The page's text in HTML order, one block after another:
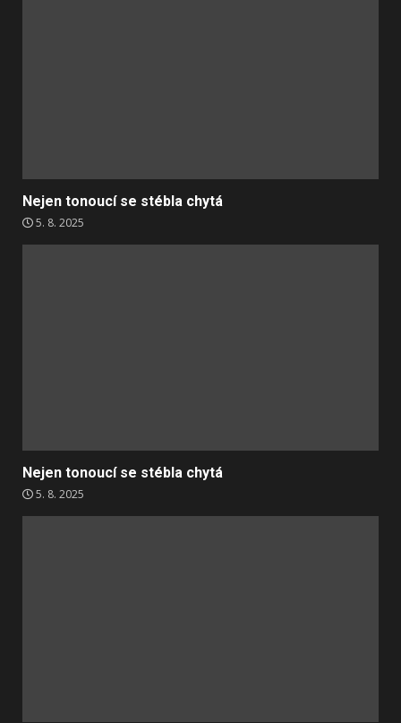
Nejen tonoucí se stébla chytá
5. 8. 2025
Nejen tonoucí se stébla chytá
5. 8. 2025